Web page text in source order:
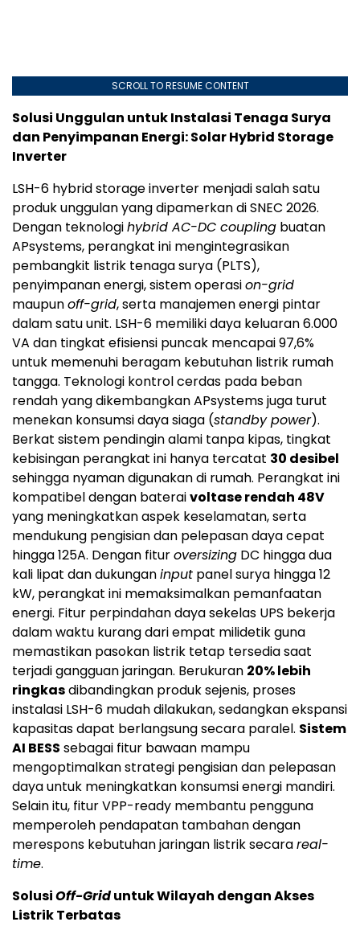
SCROLL TO RESUME CONTENT
Solusi Unggulan untuk Instalasi Tenaga Surya
dan Penyimpanan Energi: Solar Hybrid Storage
Inverter
LSH-6 hybrid storage inverter menjadi salah satu
produk unggulan yang dipamerkan di SNEC 2026.
Dengan teknologihybrid AC-DC coupling buatan
APsystems, perangkat ini mengintegrasikan
pembangkit listrik tenaga surya (PLTS),
penyimpanan energi, sistem operasion-grid
maupunoff-grid, serta manajemen energi pintar
dalam satu unit. LSH-6 memiliki daya keluaran 6.000
VA dan tingkat efisiensi puncak mencapai 97,6%
untuk memenuhi beragam kebutuhan listrik rumah
tangga. Teknologi kontrol cerdas pada beban
rendah yang dikembangkan APsystems juga turut
menekan konsumsi daya siaga (standby power).
Berkat sistem pendingin alami tanpa kipas, tingkat
kebisingan perangkat ini hanya tercatat 30 desibel
sehingga nyaman digunakan di rumah. Perangkat ini
kompatibel dengan bateraivoltase rendah 48V
yang meningkatkan aspek keselamatan, serta
mendukung pengisian dan pelepasan daya cepat
hingga 125A. Dengan fituroversizing DC hingga dua
kali lipat dan dukunganinput panel surya hingga 12
kW, perangkat ini memaksimalkan pemanfaatan
energi. Fitur perpindahan daya sekelas UPS bekerja
dalam waktu kurang dari empat milidetik guna
memastikan pasokan listrik tetap tersedia saat
terjadi gangguan jaringan. Berukuran 20% lebih
ringkasdibandingkan produk sejenis, proses
instalasi LSH-6 mudah dilakukan, sedangkan ekspansi
kapasitas dapat berlangsung secara paralel. Sistem
AI BESS sebagai fitur bawaan mampu
mengoptimalkan strategi pengisian dan pelepasan
daya untuk meningkatkan konsumsi energi mandiri.
Selain itu, fitur VPP-ready membantu pengguna
memperoleh pendapatan tambahan dengan
merespons kebutuhan jaringan listrik secarareal-
time.
SolusiOff-Griduntuk Wilayah dengan Akses
Listrik Terbatas